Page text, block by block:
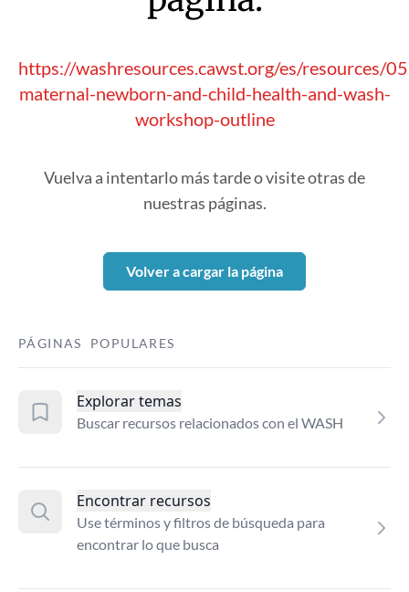
https://washresources.cawst.org/es/resources/
maternal-newborn-and-child-health-and-wash-
workshop-outline
Vuelva a intentarlo más tarde o visite otras de
nuestras páginas.
Volver a cargar la página
PÁGINAS POPULARES
Explorar temas
Buscar recursos relacionados con el WASH
Encontrar recursos
Use términos y filtros de búsqueda para
encontrar lo que busca